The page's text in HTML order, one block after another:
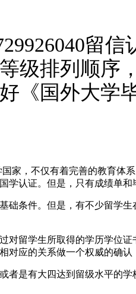
留
级排列顺序
《国外大学
家，不仅有着完善的教育
认证。但是，只有成绩单
条件。但是，有不少留学
留学生所取得的学历学位
应的关系做一个权威的确认
是有大四达到留级水平的